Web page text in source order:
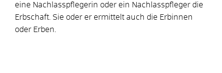
eine Nachlasspflegerin oder ein Nachlasspfleger die
Erbschaft. Sie oder er ermittelt auch die Erbinnen
oder Erben.